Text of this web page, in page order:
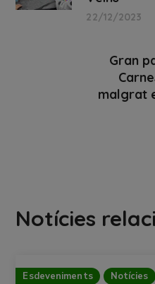
22/12/2023
Gran
malgrat
Notícies
Esdeveniments Notícies